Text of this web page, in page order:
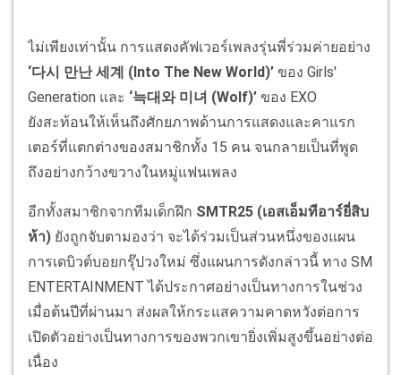
ไม่เพียงเท่านั้น การแสดงคัฟเวอร์เพลงรุ่นพี่ร่วมค่ายอย่าง
‘다시 만난 세계 (Into The New World)’ ของ Girls'
Generation และ ‘늑대와 미녀 (Wolf)’ ของ EXO
ยังสะท้อนให้เห็นถึงศักยภาพด้านการแสดงและคาแรก
เตอร์ที่แตกต่างของสมาชิกทั้ง 15 คน จนกลายเป็นที่พูด
ถึงอย่างกว้างขวางในหมู่แฟนเพลง
อีกทั้งสมาชิกจากทีมเด็กฝึก SMTR25 (เอสเอ็มทีอาร์ยี่สิบ
ห้า) ยังถูกจับตามองว่า จะได้ร่วมเป็นส่วนหนึ่งของแผน
การเดบิวต์บอยกรุ๊ปวงใหม่ ซึ่งแผนการดังกล่าวนี้ ทาง SM
ENTERTAINMENT ได้ประกาศอย่างเป็นทางการในช่วง
เมื่อต้นปีที่ผ่านมา ส่งผลให้กระแสความคาดหวังต่อการ
เปิดตัวอย่างเป็นทางการของพวกเขายิ่งเพิ่มสูงขึ้นอย่างต่อ
เนื่อง